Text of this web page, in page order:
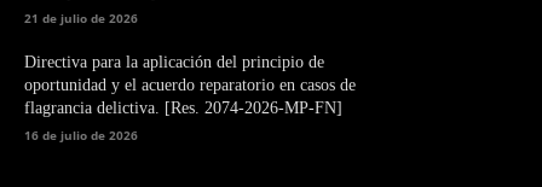
21 de julio de 2026
Directiva para la aplicación del principio de
oportunidad y el acuerdo reparatorio en casos de
flagrancia delictiva. [Res. 2074-2026-MP-FN]
16 de julio de 2026